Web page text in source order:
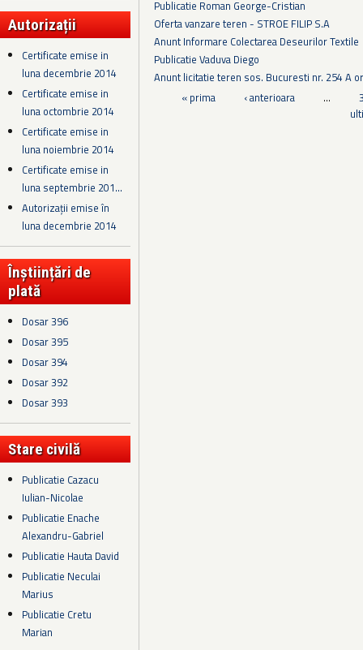
Autorizații
Certificate emise in
luna decembrie 2014
Certificate emise in
luna octombrie 2014
Certificate emise in
luna noiembrie 2014
Certificate emise in
luna septembrie 201...
Autorizații emise în
luna decembrie 2014
Înștiințări de
plată
Dosar 396
Dosar 395
Dosar 394
Dosar 392
Dosar 393
Stare civilă
Publicatie Cazacu
Iulian-Nicolae
Publicatie Enache
Alexandru-Gabriel
Publicatie Hauta David
Publicatie Neculai
Marius
Publicatie Cretu
Marian
Publicatie Roman George-Cristian
Oferta vanzare teren - STROE FILIP S.A
Anunt Informare Colectarea Deseurilor Textile
Publicatie Vaduva Diego
Anunt licitatie teren sos. Bucuresti nr. 254 A
Pagini
« prima ‹ anterioara …